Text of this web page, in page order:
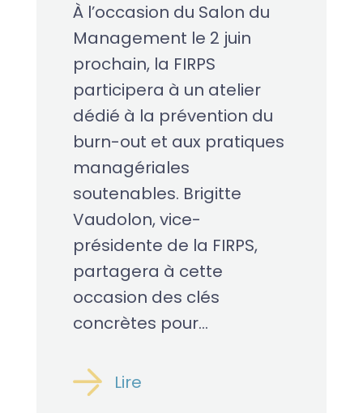
À l’occasion du Salon du
Management le 2 juin
prochain, la FIRPS
participera à un atelier
dédié à la prévention du
burn-out et aux pratiques
managériales
soutenables. Brigitte
Vaudolon, vice-
présidente de la FIRPS,
partagera à cette
occasion des clés
concrètes pour...
Lire